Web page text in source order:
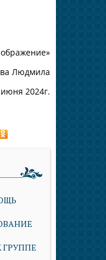
Людмила
2024г.